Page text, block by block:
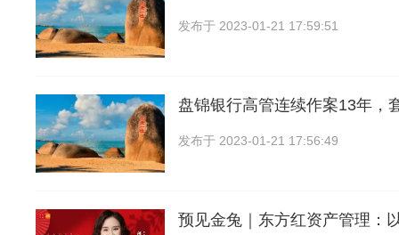
发布于 2023-01-21 17:59:51
盘锦银行高管连续作案13年，
发布于 2023-01-21 17:56:49
预见金兔｜东方红资产管理：